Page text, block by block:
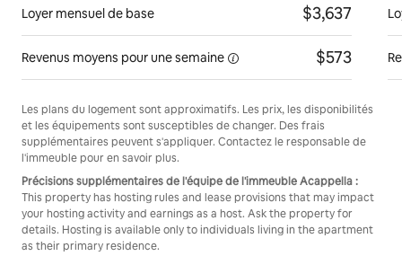
Loyer mensuel de base $3,637
Revenus moyens pour unesemaine $573
Les plans du logement sont approximatifs. Les prix, les disponibilités
et les équipements sont susceptibles de changer. Des frais
supplémentaires peuvent s'appliquer. Contactez le responsable de
l'immeuble pour en savoir plus.
Précisions supplémentaires de l'équipe de l'immeuble Acappella :
This property has hosting rules and lease provisions that may impact
your hosting activity and earnings as a host. Ask the property for
details. Hosting is available only to individuals living in the apartment
as their primary residence.